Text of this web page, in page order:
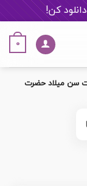
کن!
0
سن میلاد حضرت